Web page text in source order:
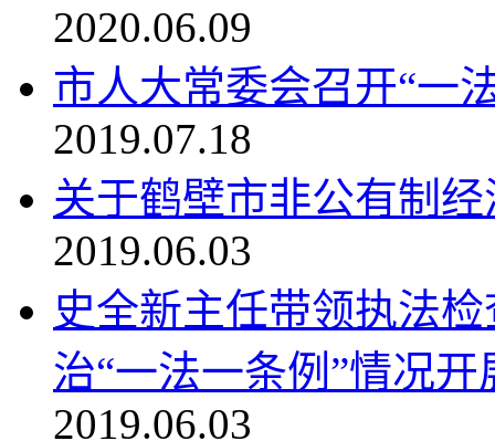
2020.06.09
市人大常委会召开“一
2019.07.18
关于鹤壁市非公有制
2019.06.03
史全新主任带领执法
治“一法一条例”情况开
2019.06.03